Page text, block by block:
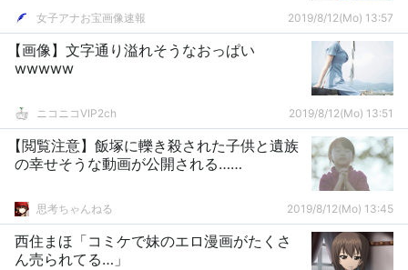
女子アナお宝画像速報 2019/8/12(Mo) 13:57
【画像】文字通り溢れそうなおっぱい
wwwww
ニコニコVIP2ch 2019/8/12(Mo) 13:51
【閲覧注意】飯塚に轢き殺された子供と遺族
の幸せそうな動画が公開される……
思考ちゃんねる 2019/8/12(Mo) 13:45
西住まほ「コミケで妹のエロ漫画がたくさ
ん売られてる…」